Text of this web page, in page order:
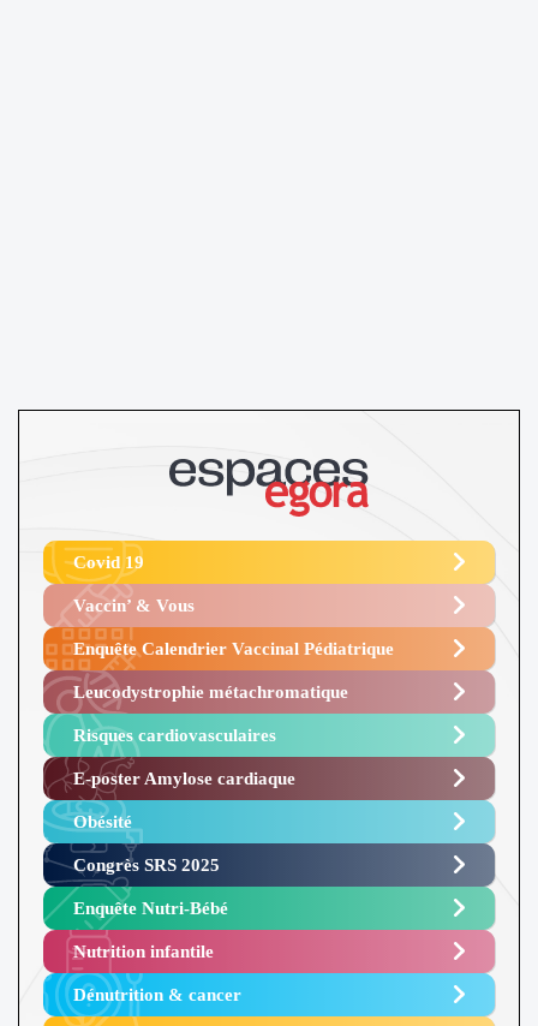
Covid 19
Vaccin’ & Vous
Enquête Calendrier Vaccinal Pédiatrique
Leucodystrophie métachromatique
Risques cardiovasculaires
E-poster Amylose cardiaque ​
Obésité ​
Congrès SRS 2025 ​
Enquête Nutri-Bébé ​
Nutrition infantile
Dénutrition & cancer